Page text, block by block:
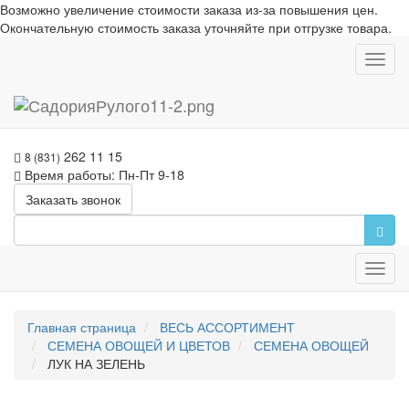
Возможно увеличение стоимости заказа из-за повышения цен.
Окончательную стоимость заказа уточняйте при отгрузке товара.
8 (831) 262 11 15
Время работы: Пн-Пт 9-18
Заказать звонок
Главная страница
ВЕСЬ АССОРТИМЕНТ
СЕМЕНА ОВОЩЕЙ И ЦВЕТОВ
СЕМЕНА ОВОЩЕЙ
ЛУК НА ЗЕЛЕНЬ